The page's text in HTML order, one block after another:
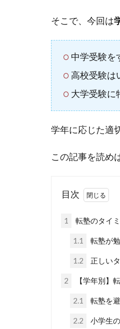
そこで、今回は
中学受験を
高校受験は
大学受験に
学年に応じた適
この記事を読め
目次
1 転塾のタイ
1.1 転塾が
1.2 正しい
2 【学年別】
2.1 転塾を
2.2 小学生